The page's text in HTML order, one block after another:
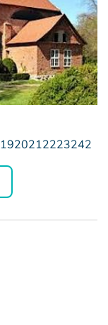
1920212223242